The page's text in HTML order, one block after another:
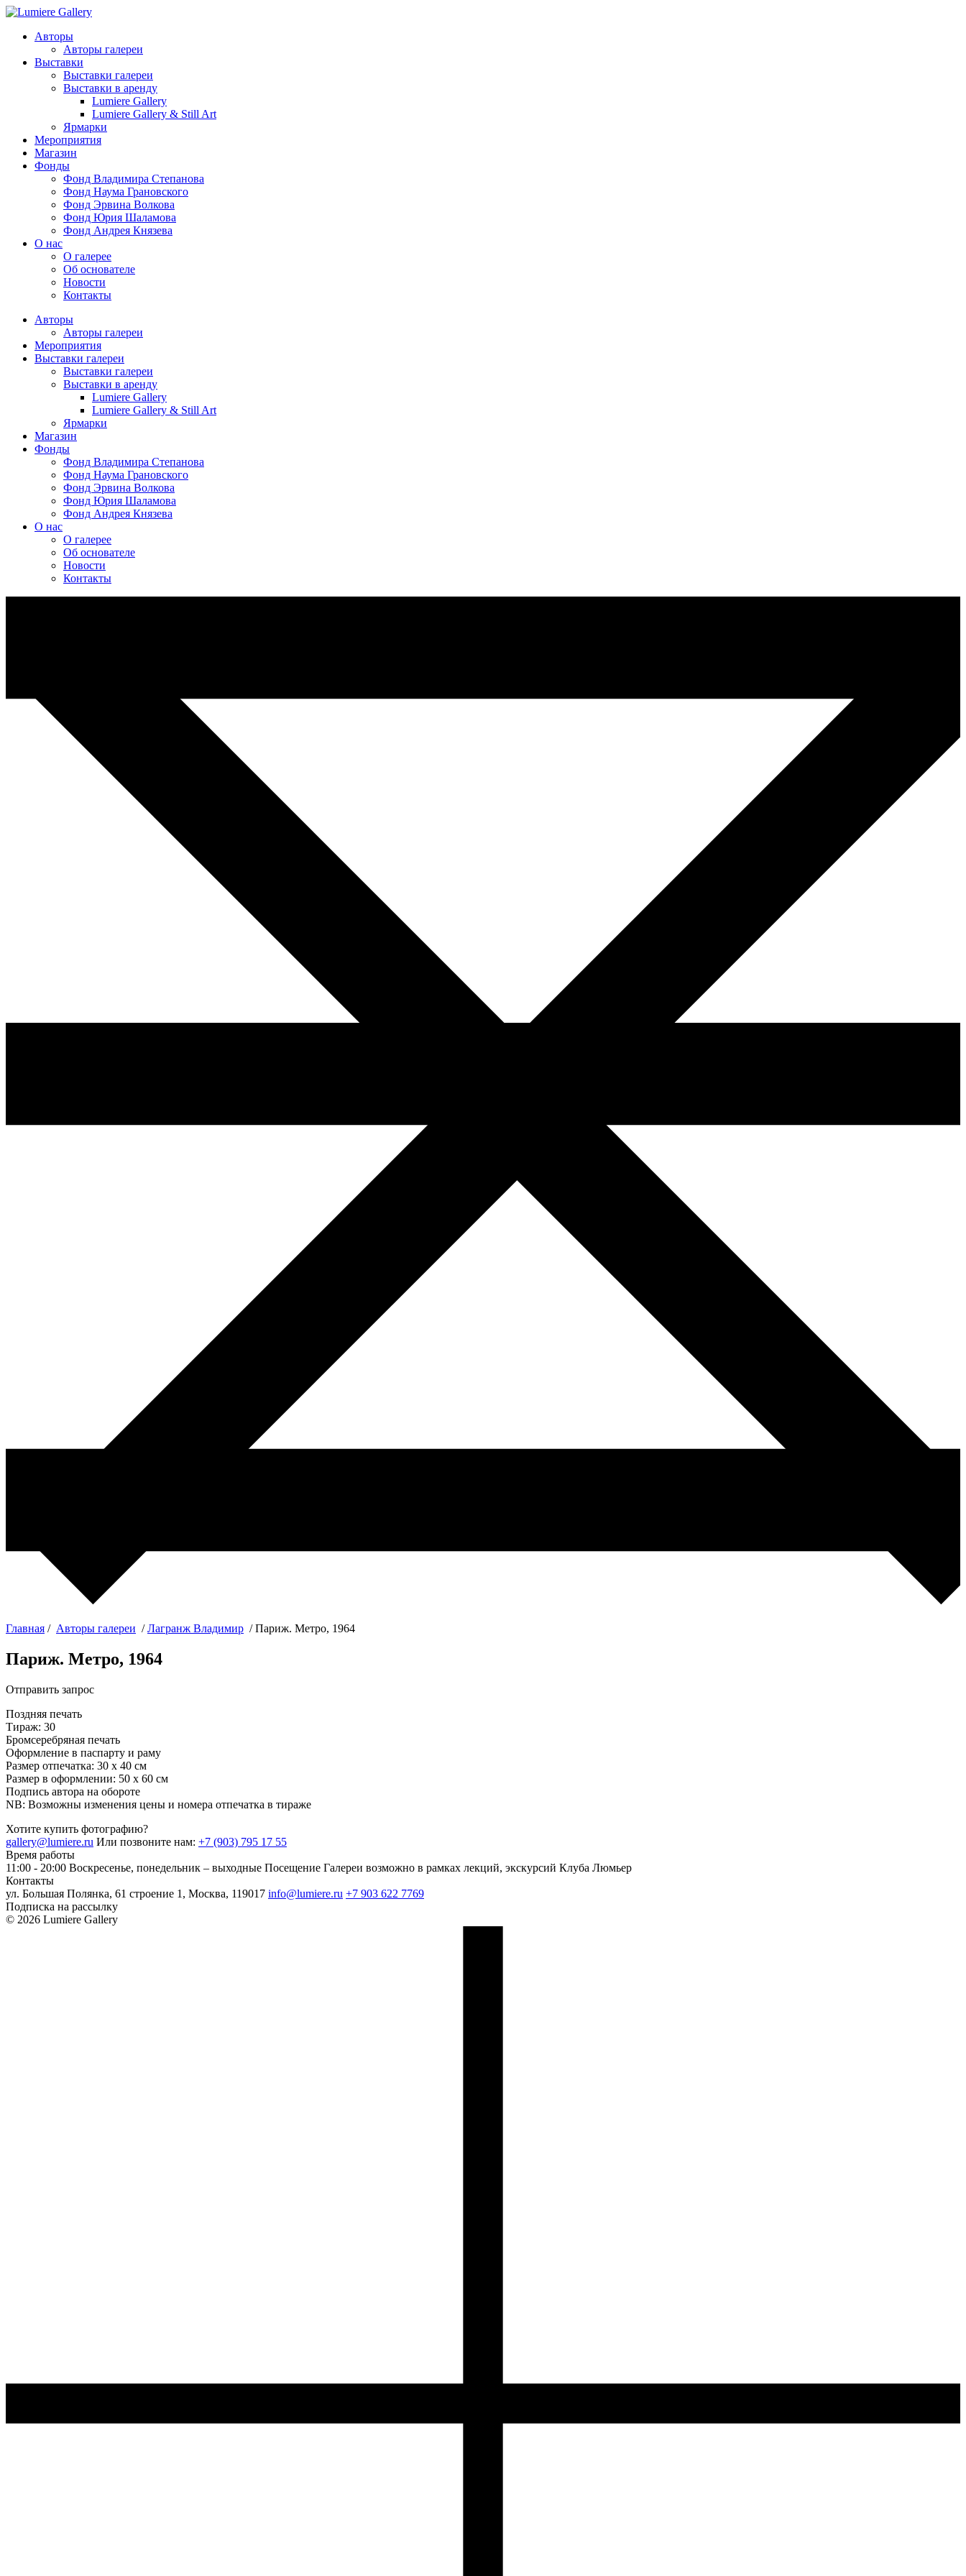
Авторы
Авторы галереи
Выставки
Выставки галереи
Выставки в аренду
Lumiere Gallery
Lumiere Gallery & Still Art
Ярмарки
Мероприятия
Магазин
Фонды
Фонд Владимира Степанова
Фонд Наума Грановского
Фонд Эрвина Волкова
Фонд Юрия Шаламова
Фонд Андрея Князева
О нас
О галерее
Об основателе
Новости
Контакты
Авторы
Авторы галереи
Мероприятия
Выставки галереи
Выставки галереи
Выставки в аренду
Lumiere Gallery
Lumiere Gallery & Still Art
Ярмарки
Магазин
Фонды
Фонд Владимира Степанова
Фонд Наума Грановского
Фонд Эрвина Волкова
Фонд Юрия Шаламова
Фонд Андрея Князева
О нас
О галерее
Об основателе
Новости
Контакты
Главная / Авторы галереи /Лагранж Владимир / Париж. Метро, 1964
Париж. Метро, 1964
Отправить запрос
Поздняя печать
Тираж: 30
Бромсеребряная печать
Оформление в паспарту и раму
Размер отпечатка: 30 х 40 см
Размер в оформлении: 50 х 60 см
Подпись автора на обороте
NB: Возможны изменения цены и номера отпечатка в тираже
Хотите купить фотографию?
gallery@lumiere.ru Или позвоните нам: +7 (903) 795 17 55
Время работы
11:00 - 20:00 Воскресенье, понедельник – выходные Посещение Галереи возможно в рамках лекций, экскурсий Клуба Люмьер
Контакты
ул. Большая Полянка, 61 строение 1, Москва, 119017 info@lumiere.ru +7 903 622 7769
Подписка на рассылку
© 2026 Lumiere Gallery